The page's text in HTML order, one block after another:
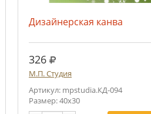
Дизайнерская канва
326 руб.
М.П. Студия
Артикул: mpstudia.КД-094
Размер: 40х30